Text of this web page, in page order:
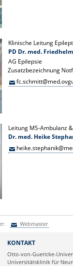
Klinische Leitung
PD Dr. med.
AG Epilepsie
Zusatzbezeichnung
Leitung MS-Ambulanz
Dr. med. Heike
Webmaster
KONTAKT
Otto-von-Guericke-
Universitätsklinik für